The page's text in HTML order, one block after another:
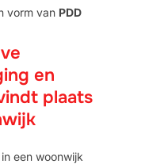
vorm van PDD
en
plaats
een woonwijk